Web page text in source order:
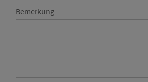
Bemerkung